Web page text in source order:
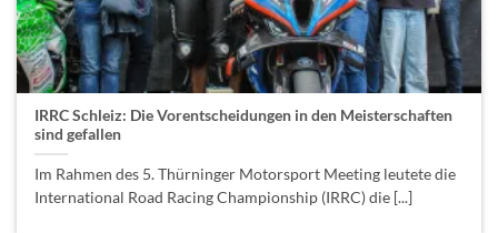
IRRC Schleiz: Die Vorentscheidungen in den Meisterschaften
sind gefallen
Im Rahmen des 5. Thürninger Motorsport Meeting leutete die
International Road Racing Championship (IRRC) die [...]